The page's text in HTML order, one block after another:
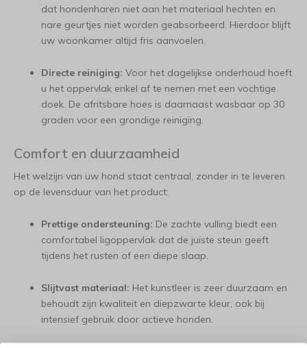
dat hondenharen niet aan het materiaal hechten en
nare geurtjes niet worden geabsorbeerd. Hierdoor blijft
uw woonkamer altijd fris aanvoelen.
Directe reiniging: Voor het dagelijkse onderhoud hoeft
u het oppervlak enkel af te nemen met een vochtige
doek. De afritsbare hoes is daarnaast wasbaar op 30
graden voor een grondige reiniging.
Comfort en duurzaamheid
Het welzijn van uw hond staat centraal, zonder in te leveren
op de levensduur van het product:
Prettige ondersteuning: De zachte vulling biedt een
comfortabel ligoppervlak dat de juiste steun geeft
tijdens het rusten of een diepe slaap.
Slijtvast materiaal: Het kunstleer is zeer duurzaam en
behoudt zijn kwaliteit en diepzwarte kleur, ook bij
intensief gebruik door actieve honden.